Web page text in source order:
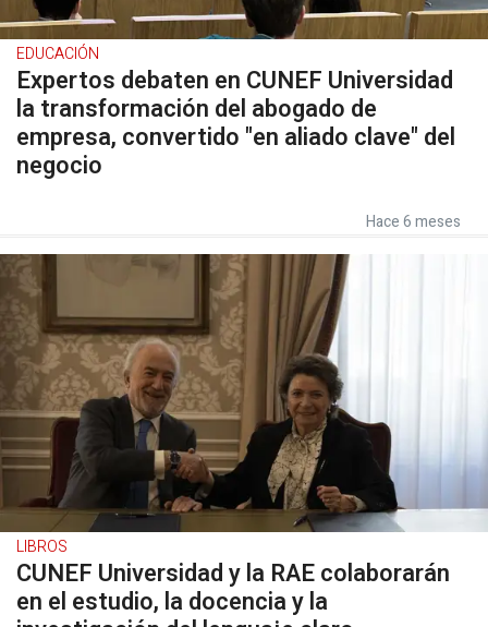
EDUCACIÓN
Expertos debaten en CUNEF Universidad
la transformación del abogado de
empresa, convertido "en aliado clave" del
negocio
Hace 6 meses
LIBROS
CUNEF Universidad y la RAE colaborarán
en el estudio, la docencia y la